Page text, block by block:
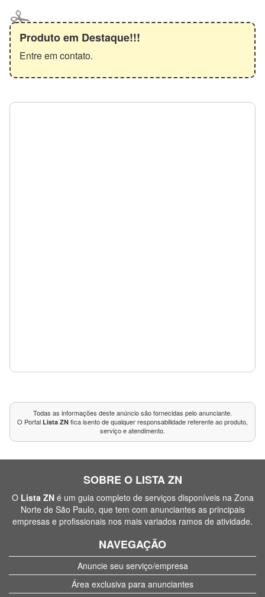
Produto em Destaque!!!
Entre em contato.
Todas as informações deste anúncio são fornecidas pelo anunciante.
O Portal Lista ZN fica isento de qualquer responsabilidade referente ao produto,
serviço e atendimento.
SOBRE O LISTA ZN
O Lista ZNé um guia completo de serviços disponíveis na Zona
Norte de São Paulo, que tem com anunciantes as principais
empresas e profissionais nos mais variados ramos de atividade.
NAVEGAÇÃO
Anuncie seu serviço/empresa
Área exclusiva para anunciantes